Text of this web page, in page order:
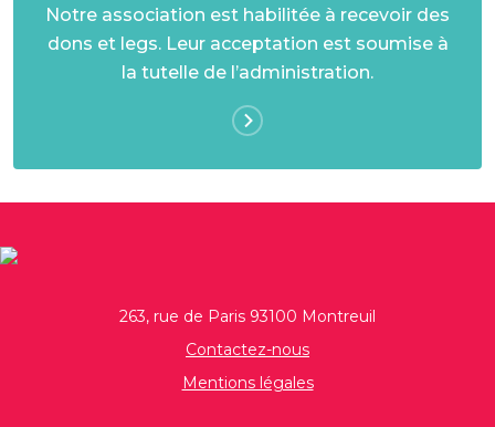
Notre association est habilitée à recevoir des
dons et legs. Leur acceptation est soumise à
la tutelle de l’administration.
263, rue de Paris 93100 Montreuil
Contactez-nous
Mentions légales